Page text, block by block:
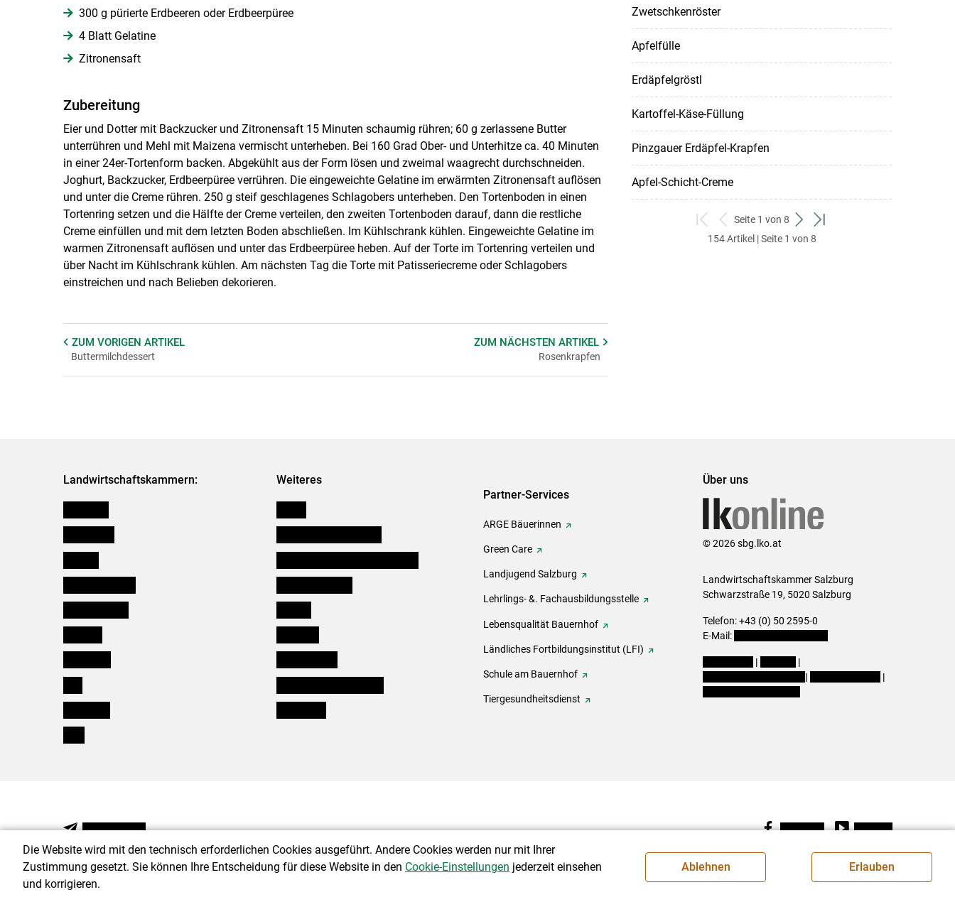
300 g pürierte Erdbeeren oder Erdbeerpüree
4 Blatt Gelatine
Zitronensaft
Zubereitung
Eier und Dotter mit Backzucker und Zitronensaft 15 Minuten schaumig rühren; 60 g zerlassene Butter
unterrühren und Mehl mit Maizena vermischt unterheben. Bei 160 Grad Ober- und Unterhitze ca. 40 Minuten
in einer 24er-Tortenform backen. Abgekühlt aus der Form lösen und zweimal waagrecht durchschneiden.
Joghurt, Backzucker, Erdbeerpüree verrühren. Die eingeweichte Gelatine im erwärmten Zitronensaft auflösen
und unter die Creme rühren. 250 g steif geschlagenes Schlagobers unterheben. Den Tortenboden in einen
Tortenring setzen und die Hälfte der Creme verteilen, den zweiten Tortenboden darauf, dann die restliche
Creme einfüllen und mit dem letzten Boden abschließen. Im Kühlschrank kühlen. Eingeweichte Gelatine im
warmen Zitronensaft auflösen und unter das Erdbeerpüree heben. Auf der Torte im Tortenring verteilen und
über Nacht im Kühlschrank kühlen. Am nächsten Tag die Torte mit Patisseriecreme oder Schlagobers
einstreichen und nach Belieben dekorieren.
ZUM VORIGEN ARTIKEL
Buttermilchdessert
ZUM NÄCHSTENARTIKEL
Rosenkrapfen
Zwetschkenröster
Apfelfülle
Erdäpfelgröstl
Kartoffel-Käse-Füllung
Pinzgauer Erdäpfel-Krapfen
Apfel-Schicht-Creme
zum
ersten
zurück
zum
Seite 1 von 8
weiter
zum
zum
154 Artikel | Seite 1 von 8
Landwirtschaftskammern: Weiteres
Partner-Services
ARGE Bäuerinnen
Green Care
Landjugend Salzburg
Lehrlings- &. Fachausbildungsstelle
Lebensqualität Bauernhof
Ländliches Fortbildungsinstitut (LFI)
Schule am Bauernhof
Tiergesundheitsdienst
Über uns
© 2026 sbg.lko.at
Landwirtschaftskammer Salzburg
Schwarzstraße 19, 5020 Salzburg
Telefon: +43 (0) 50 2595-0
E-Mail:
|
|
|
|
NEWSLETTER Facebook Youtube
Die Website wird mit den technisch erforderlichen Cookies ausgeführt. Andere Cookies werden nur mit Ihrer
Zustimmung gesetzt. Sie können Ihre Entscheidung für diese Website in den Cookie-Einstellungen jederzeit einsehen
und korrigieren.
Ablehnen Erlauben